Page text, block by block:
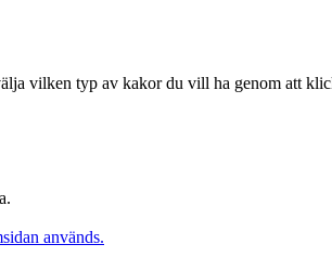
vilken typ av kakor du vill ha genom att
används.